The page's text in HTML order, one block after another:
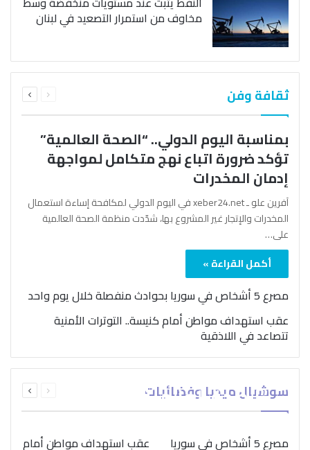
مخاوف من استمرار التصعيد في لبنان
ثقافة وفن الصفحةالصفحة
بمناسبة اليوم الدولي.. “الصحة العالمية”
تؤكد ضرورة اتباع نهج متكامل لمواجهة
إدمان المخدرات
آفرين علو ـ xeber24.net في اليوم الدولي لمكافحة إساءة استعمال
المخدرات والإتجار غير المشروع بها، شدّدت منظمة الصحة العالمية
على…
أكمل القراءة »
مصرع 5 أشخاص في سوريا بحوادث منفصلة خلال يوم واحد
عقب استهداف مواطن أمام كنيسة.. التوترات الأمنية
تتصاعد في اللاذقية
سوشيال ميديا وفضائيات الصفحةالصفحة
بمناسبة اليوم الدولي..
“الصحة العالمية” تؤكد
ضرورة اتباع نهج متكامل
لمواجهة إدمان المخدرات
مصرع 5 أشخاص في سوريا عقب استهداف مواطن أمام